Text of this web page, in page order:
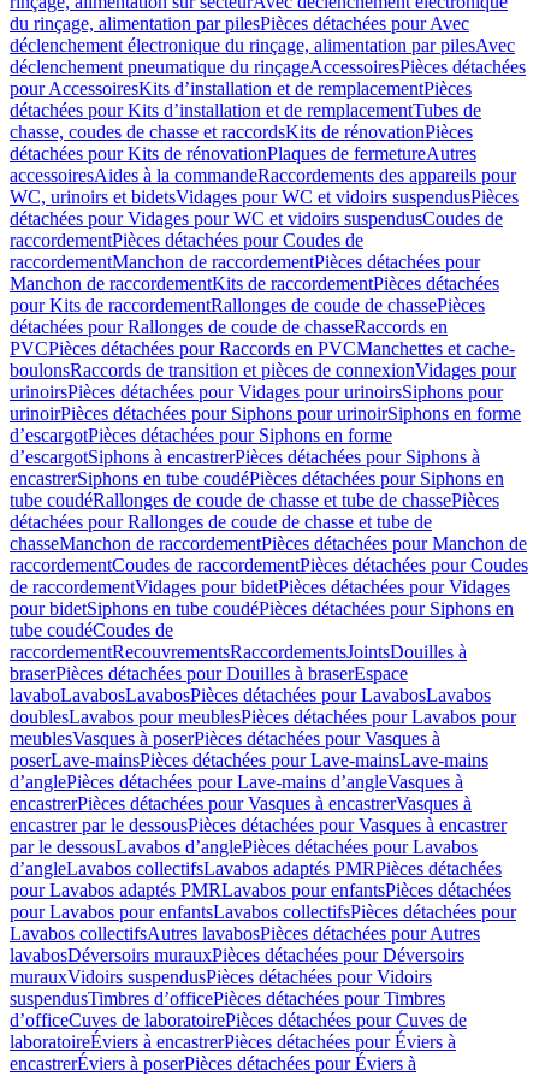
du rinçage, alimentation par pilesPièces détachées pour Avec
déclenchement électronique du rinçage, alimentation par pilesAvec
déclenchement pneumatique du rinçageAccessoiresPièces détachées
pour AccessoiresKits d’installation et de remplacementPièces
détachées pour Kits d’installation et de remplacementTubes de
chasse, coudes de chasse et raccordsKits de rénovationPièces
détachées pour Kits de rénovationPlaques de fermetureAutres
accessoiresAides à la commandeRaccordements des appareils pour
WC, urinoirs et bidetsVidages pour WC et vidoirs suspendusPièces
détachées pour Vidages pour WC et vidoirs suspendusCoudes de
raccordementPièces détachées pour Coudes de
raccordementManchon de raccordementPièces détachées pour
Manchon de raccordementKits de raccordementPièces détachées
pour Kits de raccordementRallonges de coude de chassePièces
détachées pour Rallonges de coude de chasseRaccords en
PVCPièces détachées pour Raccords en PVCManchettes et cache-
boulonsRaccords de transition et pièces de connexionVidages pour
urinoirsPièces détachées pour Vidages pour urinoirsSiphons pour
urinoirPièces détachées pour Siphons pour urinoirSiphons en forme
d’escargotPièces détachées pour Siphons en forme
d’escargotSiphons à encastrerPièces détachées pour Siphons à
encastrerSiphons en tube coudéPièces détachées pour Siphons en
tube coudéRallonges de coude de chasse et tube de chassePièces
détachées pour Rallonges de coude de chasse et tube de
chasseManchon de raccordementPièces détachées pour Manchon de
raccordementCoudes de raccordementPièces détachées pour Coudes
de raccordementVidages pour bidetPièces détachées pour Vidages
pour bidetSiphons en tube coudéPièces détachées pour Siphons en
tube coudéCoudes de
raccordementRecouvrementsRaccordementsJointsDouilles à
braserPièces détachées pour Douilles à braserEspace
lavaboLavabosLavabosPièces détachées pour LavabosLavabos
doublesLavabos pour meublesPièces détachées pour Lavabos pour
meublesVasques à poserPièces détachées pour Vasques à
poserLave-mainsPièces détachées pour Lave-mainsLave-mains
d’anglePièces détachées pour Lave-mains d’angleVasques à
encastrerPièces détachées pour Vasques à encastrerVasques à
encastrer par le dessousPièces détachées pour Vasques à encastrer
par le dessousLavabos d’anglePièces détachées pour Lavabos
d’angleLavabos collectifsLavabos adaptés PMRPièces détachées
pour Lavabos adaptés PMRLavabos pour enfantsPièces détachées
pour Lavabos pour enfantsLavabos collectifsPièces détachées pour
Lavabos collectifsAutres lavabosPièces détachées pour Autres
lavabosDéversoirs murauxPièces détachées pour Déversoirs
murauxVidoirs suspendusPièces détachées pour Vidoirs
suspendusTimbres dʼofficePièces détachées pour Timbres
dʼofficeCuves de laboratoirePièces détachées pour Cuves de
laboratoireÉviers à encastrerPièces détachées pour Éviers à
encastrerÉviers à poserPièces détachées pour Éviers à